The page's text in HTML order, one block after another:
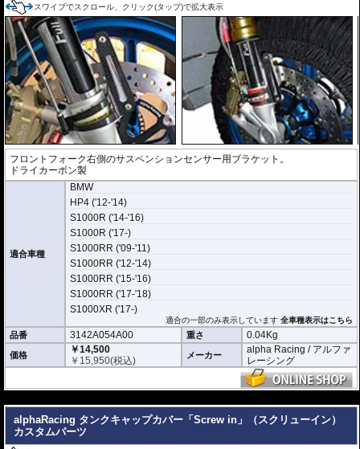
スワイプでスクロール、クリック(タップ)で拡大表示
フロントフォーク右側のサスペンションセンサー用ブラケット。
ドライカーボン製
適合車種
BMW
HP4 ('12-'14)
S1000R ('14-'16)
S1000R ('17-)
S1000RR ('09-'11)
S1000RR ('12-'14)
S1000RR ('15-'16)
S1000RR ('17-'18)
S1000XR ('17-)
適合の一部のみ表示しています全車種表示はこちら
品番 3142A054A00 重さ 0.04Kg
価格
￥14,500
￥ 15,950(税込) メーカー
alpha Racing / アルファ
レーシング
alphaRacing タンクキャップカバー「Screw in」（スクリューイン）
カスタムパーツ